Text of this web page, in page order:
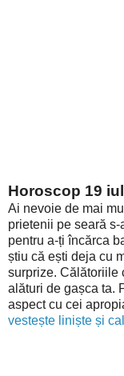
Horoscop 19
Ai nevoie de mai
prietenii pe seară
pentru a-ți încărca
știu că ești deja cu
surprize. Călătoriile
alături de gașca ta.
aspect cu cei
vestește liniște și